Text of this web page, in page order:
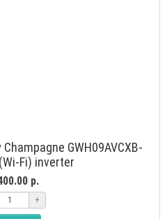
GWH09AVCXB-
Fi) inverter
р.
+